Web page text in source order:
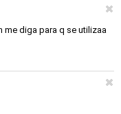
diga para q se utilizaa